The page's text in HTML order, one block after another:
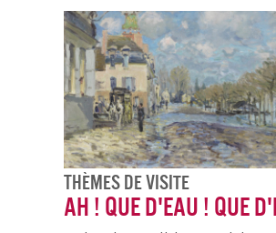
Thèmes De Visite
Ah ! Que d'eau ! Que